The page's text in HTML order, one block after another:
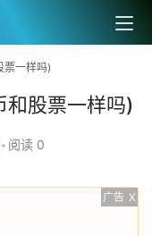
票一样吗)
和股票一样吗)
• 阅读 0
广告 X